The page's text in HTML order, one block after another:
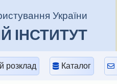
України
ІНСТИТУТ
розклад Каталог